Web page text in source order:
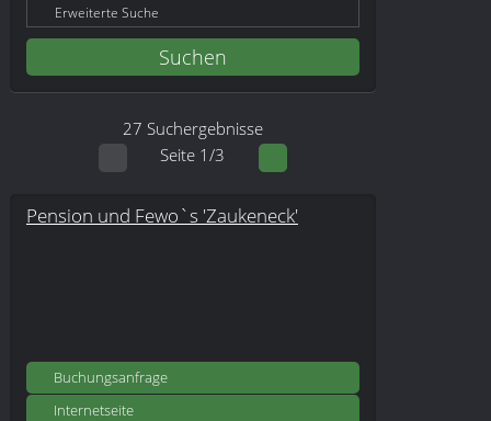
Erweiterte Suche
27 Suchergebnisse
Seite 1/3
Pension und Fewo`s 'Zaukeneck'
Buchungsanfrage
Internetseite